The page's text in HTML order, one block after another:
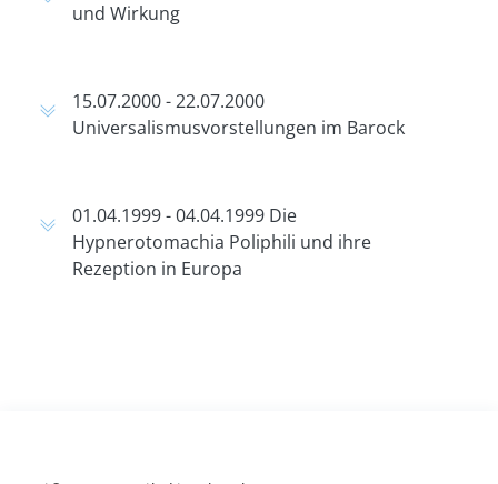
und Wirkung
15.07.2000 - 22.07.2000
Universalismusvorstellungen im Barock
01.04.1999 - 04.04.1999 Die
Hypnerotomachia Poliphili und ihre
Rezeption in Europa